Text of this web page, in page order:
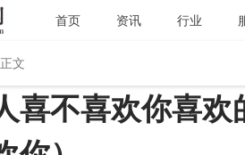
首页 资讯 行业
正文
喜不喜欢你喜